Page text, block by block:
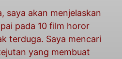
saya akan menjelaskan
pada 10 film horor
terduga. Saya mencari
yang membuat